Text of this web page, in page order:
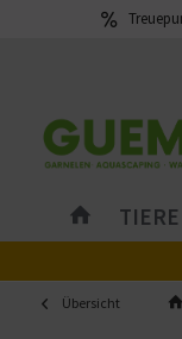
TIERE
Übersicht